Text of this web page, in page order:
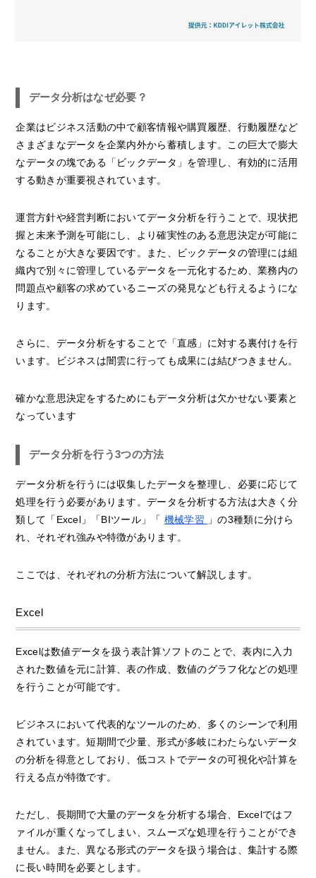
データ分析はなぜ必要？
企業はビジネス活動の中で顧客情報や購買履歴、行動履歴など
さまざまなデータを企業内外から蓄積します。この巨大で膨大
なデータの塊である「ビックデータ」を管理し、有効的に活用
する動きが重要視されています。
運営方針や経営判断においてデータ分析を行うことで、現状把
握と未来予測を可能にし、より確実性のある意思決定が可能に
なることが大きな要因です。また、ビックデータの管理には組
織内で別々に管理しているデータを一元化するため、業務内の
問題点や顧客の求めているニーズの発見なども行えるようにな
ります。
さらに、データ分析をすることで「直感」に対する裏付けを行
います。ビジネスは闇雲に行っても成果には結びつきません。
確かな意思決定をするためにもデータ分析は欠かせない要素と
なっています
データ分析を行う3つの方法
データ分析を行うには収集したデータを整理し、必要に応じて
処理を行う必要があります。データを分析する方法は大きく分
類して「Excel」「BIツール」「 機械学習
」の3種類に分けら
れ、それぞれ強みや特徴があります。
ここでは、それぞれの分析方法について解説します。
Excel
Excelは数値データを扱う表計算ソフトのことで、表内に入力
された数値を元に計算、表の作成、数値のグラフ化などの処理
を行うことが可能です。
ビジネスにおいて代表的なツールのため、多くのシーンで利用
されています。短期間で少量、形式が多岐にわたらないデータ
の分析を得意としており、低コストでデータの可視化や計算を
行える点が特徴です。
ただし、長期間で大量のデータを分析する場合、Excelではフ
ァイルが重くなってしまい、スムーズな処理を行うことができ
ません。また、異なる形式のデータを扱う場合は、集計する際
に長い時間を必要とします。